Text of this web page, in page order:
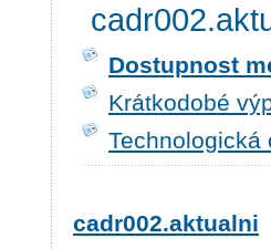
Dostupnost
Krátkodobé
Technologická
cadr002.aktualni